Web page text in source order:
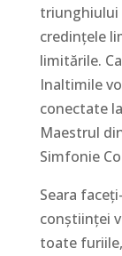
triunghiului
credințele
limitările.
Inaltimile
conectate
Maestrul
Simfonie
Seara
conștiinței
toate